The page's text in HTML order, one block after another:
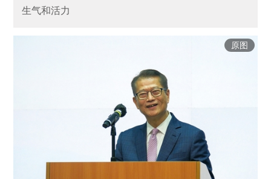
生气和活力
原图